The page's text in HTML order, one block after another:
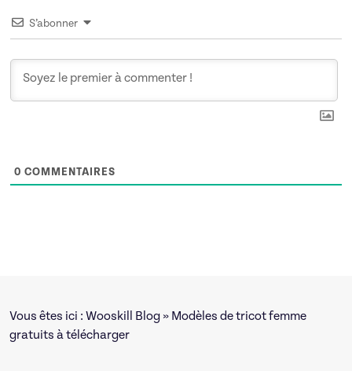
S’abonner
0 COMMENTAIRES
Vous êtes ici : Wooskill Blog » Modèles de tricot femme
gratuits à télécharger